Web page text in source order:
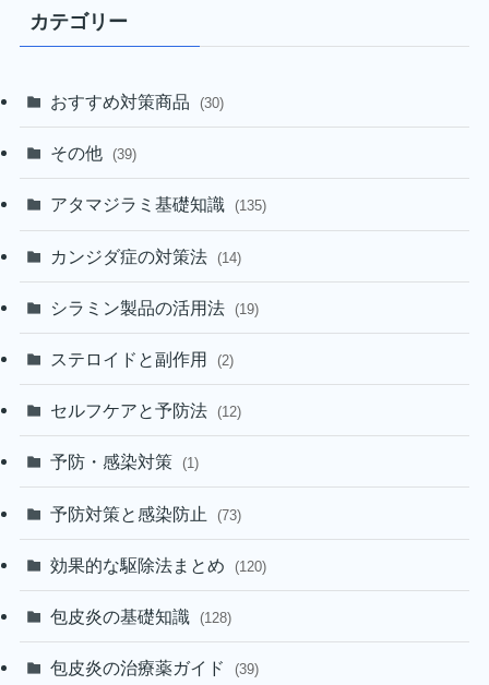
カテゴリー
おすすめ対策商品 (30)
その他 (39)
アタマジラミ基礎知識 (135)
カンジダ症の対策法 (14)
シラミン製品の活用法 (19)
ステロイドと副作用 (2)
セルフケアと予防法 (12)
予防・感染対策 (1)
予防対策と感染防止 (73)
効果的な駆除法まとめ (120)
包皮炎の基礎知識 (128)
包皮炎の治療薬ガイド (39)